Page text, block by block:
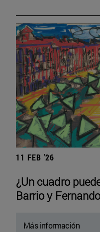
11 FEB '26
¿Un cuadro
Barrio y
Más información